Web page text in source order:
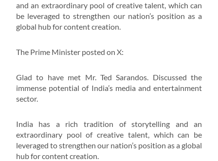
and an extraordinary pool of creative talent, which can
be leveraged to strengthen our nation’s position as a
global hub for content creation.
The Prime Minister posted on X:
Glad to have met Mr. Ted Sarandos. Discussed the
immense potential of India’s media and entertainment
sector.
India has a rich tradition of storytelling and an
extraordinary pool of creative talent, which can be
leveraged to strengthen our nation’s position as a global
hub for content creation.